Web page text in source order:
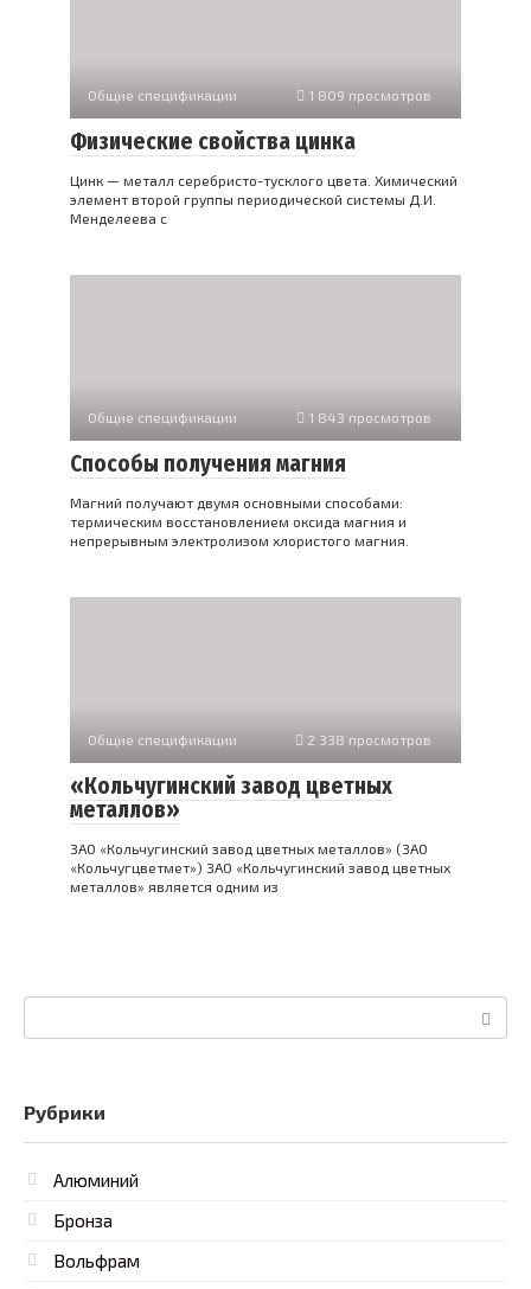
Общие спецификации 1 809 просмотров
Физические свойства цинка
Цинк — металл серебристо-тусклого цвета. Химический
элемент второй группы периодической системы Д.И.
Менделеева с
Общие спецификации 1 843 просмотров
Способы получения магния
Магний получают двумя основными способами:
термическим восстановлением оксида магния и
непрерывным электролизом хлористого магния.
Общие спецификации 2 338 просмотров
«Кольчугинский завод цветных
металлов»
ЗАО «Кольчугинский завод цветных металлов» (ЗАО
«Кольчугцветмет») ЗАО «Кольчугинский завод цветных
металлов» является одним из
Поиск:
Рубрики
Алюминий
Бронза
Вольфрам